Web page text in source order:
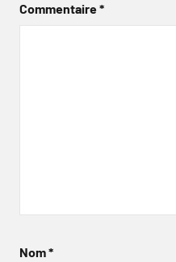
Commentaire*
Nom*